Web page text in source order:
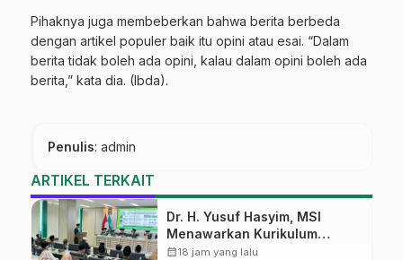
Pihaknya juga membeberkan bahwa berita berbeda
dengan artikel populer baik itu opini atau esai. “Dalam
berita tidak boleh ada opini, kalau dalam opini boleh ada
berita,” kata dia. (Ibda).
Penulis: admin
ARTIKEL TERKAIT
Dr. H. Yusuf Hasyim, MSI
Menawarkan Kurikulum
Diversifikasi, Harapan Baru
calendar_month18 jam yang lalu